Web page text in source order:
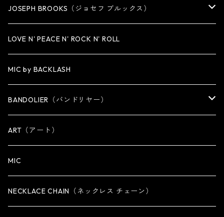
KEY CHAIN
WALLET CHAIN
WALLET
OTHER
CUFF・BANGLE
NECKLACE
KEY CHAIN
WALLET CHAIN
OTHER
NECKLACE
BRACELET
MEDIUM
JOSEPH BROOKS（ジョセフ ブルックス）
BRACELET
NECKLACE
LOVE N' PEACE N' ROCK N' ROLL
MIC by BACKLASH
BANDOLIER（バンドリヤー）
iPhone 14専用ケース
iPhone 14 Plus専用ケース
iPhone 14 Pro専用ケース
ART（アート）
MIC
NECKLACE CHAIN（ネックレス チェーン）